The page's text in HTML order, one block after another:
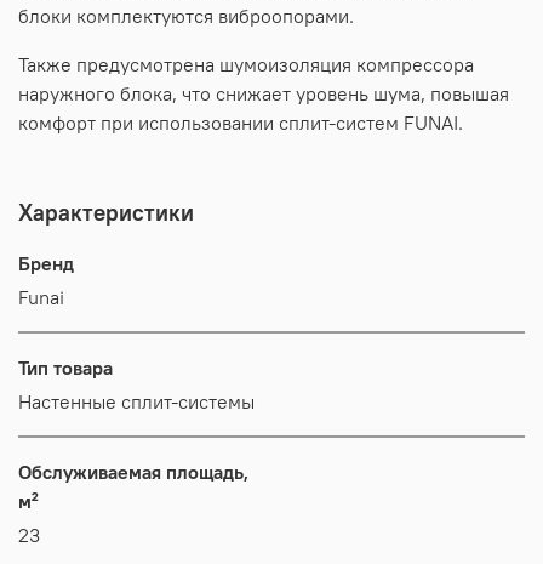
блоки комплектуются виброопорами.
Также предусмотрена шумоизоляция компрессора
наружного блока, что снижает уровень шума, повышая
комфорт при использовании сплит-систем FUNAI.
Характеристики
Бренд
Funai
Тип товара
Настенные сплит-системы
Обслуживаемая площадь,
м²
23